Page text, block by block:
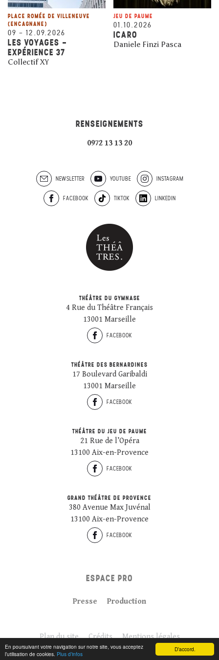
D’accord.
En poursuivant votre navigation sur notre site, vous acceptez
l’utilisation de cookies. Plus d’infos
PLACE ROMÉE DE VILLENEUVE
(ENCAGNANE)
09 – 12.09.2026
LES VOYAGES -
EXPÉRIENCE 37
Collectif XY
JEU DE PAUME
01.10.2026
ICARO
Daniele Finzi Pasca
RENSEIGNEMENTS
0972 13 13 20
NEWSLETTER YOUTUBE INSTAGRAM
FACEBOOK TIKTOK LINKEDIN
THÉÂTRE DU GYMNASE
4 Rue du Théâtre Français
13001 Marseille
FACEBOOK
THÉÂTRE DES BERNARDINES
17 Boulevard Garibaldi
13001 Marseille
FACEBOOK
THÉÂTRE DU JEU DE PAUME
21 Rue de l’Opéra
13100 Aix-en-Provence
FACEBOOK
GRAND THÉÂTRE DE PROVENCE
380 Avenue Max Juvénal
13100 Aix-en-Provence
FACEBOOK
ESPACE PRO
Presse Production
Plan du site Crédits Mentions légales